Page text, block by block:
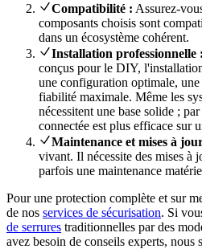
Compatibilité : Assurez-
composants choisis sont
dans un écosystème cohérent.
Installation professionnelle :
conçus pour le DIY,
une configuration optimale,
fiabilité maximale. Même les
nécessitent une base solide ;
connectée est plus efficace sur
Maintenance et mises à
vivant. Il nécessite des mises à
parfois une maintenance
Pour une protection complète et sur
de nos services de sécurisation. Si
de serrures traditionnelles par des
avez besoin de conseils experts, nous